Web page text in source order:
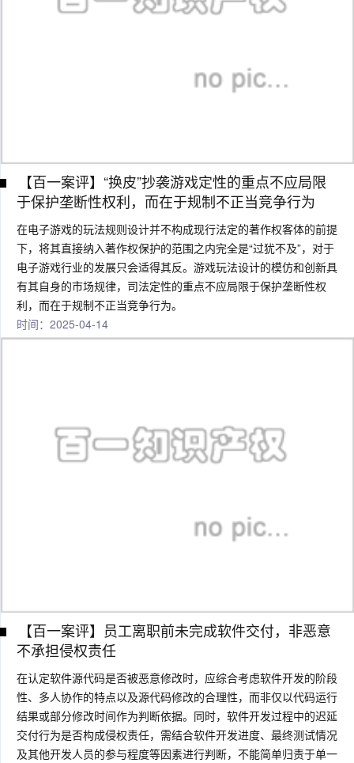
【百一案评】“换皮”抄袭游戏定性的重点不应局限
于保护垄断性权利，而在于规制不正当竞争行为
在电子游戏的玩法规则设计并不构成现行法定的著作权客体的前提
下，将其直接纳入著作权保护的范围之内完全是“过犹不及”，对于
电子游戏行业的发展只会适得其反。游戏玩法设计的模仿和创新具
有其自身的市场规律，司法定性的重点不应局限于保护垄断性权
利，而在于规制不正当竞争行为。
时间：2025-04-14
【百一案评】员工离职前未完成软件交付，非恶意
不承担侵权责任
在认定软件源代码是否被恶意修改时，应综合考虑软件开发的阶段
性、多人协作的特点以及源代码修改的合理性，而非仅以代码运行
结果或部分修改时间作为判断依据。同时，软件开发过程中的迟延
交付行为是否构成侵权责任，需结合软件开发进度、最终测试情况
及其他开发人员的参与程度等因素进行判断，不能简单归责于单一